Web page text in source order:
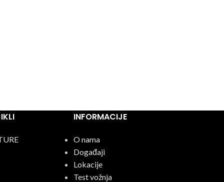
INFORMACIJE
O nama
Događaji
Lokacije
Test vožnja